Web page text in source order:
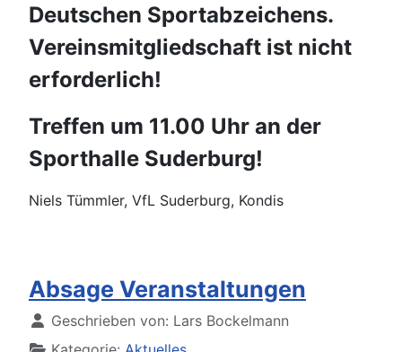
Deutschen Sportabzeichens.
Vereinsmitgliedschaft ist nicht
erforderlich!
Treffen um 11.00 Uhr an der
Sporthalle Suderburg!
Niels Tümmler, VfL Suderburg, Kondis
Absage Veranstaltungen
Details
Geschrieben von: Lars Bockelmann